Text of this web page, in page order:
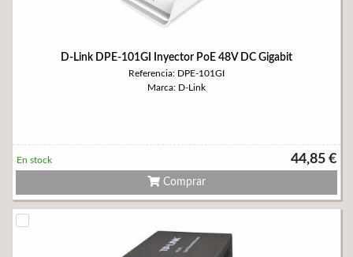
D-Link DPE-101GI Inyector PoE 48V DC Gigabit
Referencia: DPE-101GI
Marca: D-Link
44,85 €
En stock
Comprar